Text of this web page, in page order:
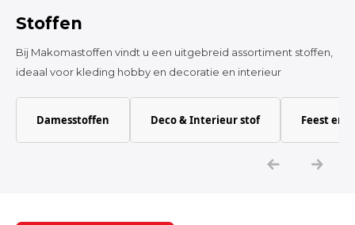
Katoen
Stoffen
Bij Makomastoffen vindt u een uitgebreid assortiment stoffen,
ideaal voor kleding hobby en decoratie en interieur
Damesstoffen Deco & Interieur stof Feest en